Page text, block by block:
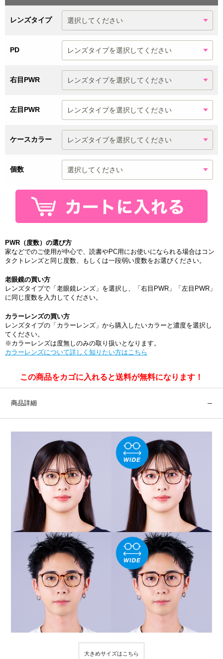
レンズタイプ
PD
右目PWR
左目PWR
ケースカラー
個数
PWR（度数）の選び方
家などでのご使用が中心で、読書やPC用にお使いになられる場合はコン
タクトレンズと同じ度数、もしくは一段弱い度数をお選びください。
老眼鏡の買い方
レンズタイプで「老眼鏡レンズ」を選択し、「右目PWR」「左目PWR」
に同じ度数を入力してください。
カラーレンズの買い方
レンズタイプの「カラーレンズ」から購入したいカラーと濃度を選択し
てください。
※カラーレンズは度無しのみの取り扱いとなります。
カラーレンズについて詳しく知りたい方はこちら
この商品をカゴに入れると送料が無料になります！
商品詳細
大きめサイズはこちら